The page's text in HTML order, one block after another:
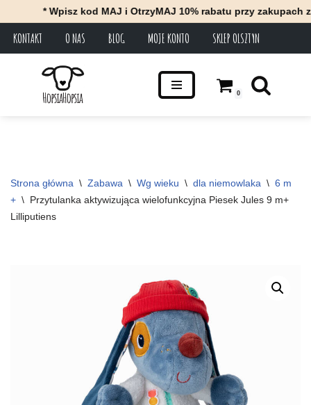
* Wpisz kod MAJ i OtrzyMAJ 10% rabatu przy zakupach za
KONTAKT O NAS BLOG MOJE KONTO SKLEP OLSZTYN
0
Strona główna \ Zabawa \ Wg wieku \ dla niemowlaka \ 6 m
+ \ Przytulanka aktywizująca wielofunkcyjna Piesek Jules 9 m+
Lilliputiens